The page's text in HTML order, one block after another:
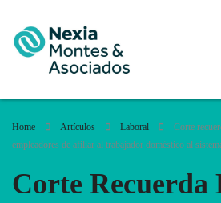
Home Artículos Laboral
Corte
empleadores de afiliar al trabajador doméstico al
Corte Recuerda